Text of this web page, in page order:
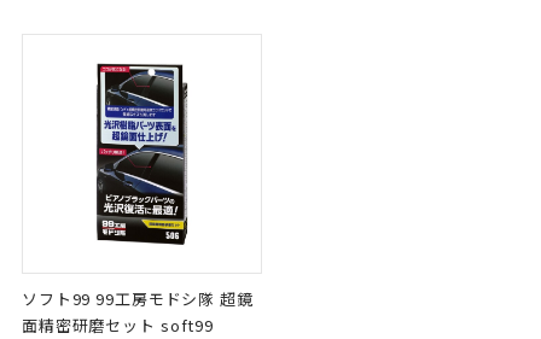
ソフト99 99工房モドシ隊 超鏡
面精密研磨セット soft99